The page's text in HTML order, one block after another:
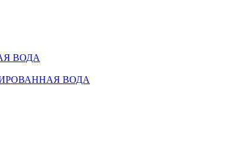
ВОДА
ВОДА